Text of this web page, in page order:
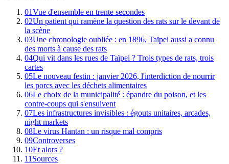
01Vue d'ensemble en trente secondes
02Un patient qui ramène la question des rats sur le devant de
la scène
03Une chronologie oubliée : en 1896, Taïpei aussi a connu
des morts à cause des rats
04Qui vit dans les rues de Taïpei ? Trois types de rats, trois
cartes
05Le nouveau festin : janvier 2026, l'interdiction de nourrir
les porcs avec les déchets alimentaires
06Le choix de la municipalité : épandre du poison, et les
contre-coups qui s'ensuivent
07Les infrastructures invisibles : égouts unitaires, arcades,
night markets
08Le virus Hantan : un risque mal compris
09Controverses
10Et alors ?
11 Sources